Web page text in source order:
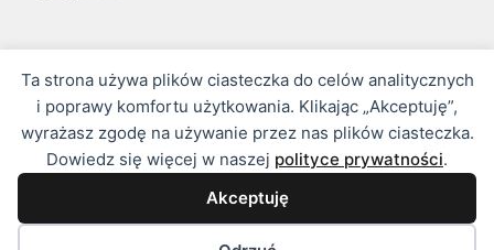
Ta strona używa plików ciasteczka do celów analitycznych
i poprawy komfortu użytkowania. Klikając „Akceptuję”,
wyrażasz zgodę na używanie przez nas plików ciasteczka.
Dowiedz się więcej w naszej polityce prywatności.
Akceptuję
© 2016 - 2026 zoosklepik.pl •Polityka prywatności• Sitemap
Treść niniejszej strony internetowej nie stanowi oferty w rozumieniu
prawa handlowego.